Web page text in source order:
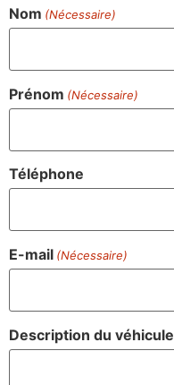
Nom (Nécessaire)
Prénom (Nécessaire)
Téléphone
E-mail (Nécessaire)
Description du véhicule